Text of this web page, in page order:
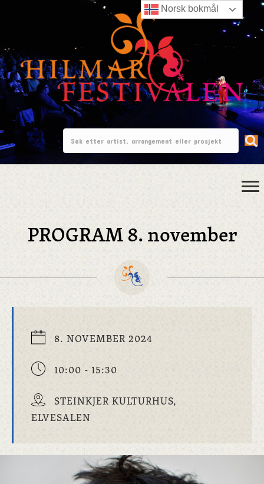
PROGRAM 8. november
8. NOVEMBER 2024
10:00 - 15:30
STEINKJER KULTURHUS,
ELVESALEN
Norsk bokmål